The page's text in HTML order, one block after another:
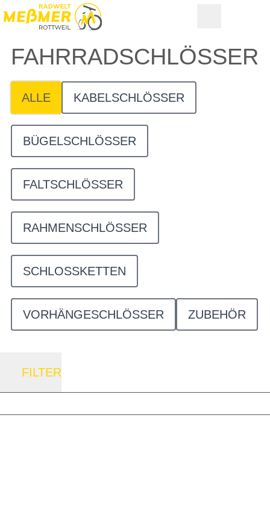
FAHRRAD­SCHLÖSSER
ALLE KABELSCHLÖSSER
BÜGELSCHLÖSSER
FALTSCHLÖSSER
RAHMENSCHLÖSSER
SCHLOSSKETTEN
VORHÄNGESCHLÖSSER ZUBEHÖR
FILTER